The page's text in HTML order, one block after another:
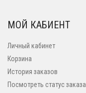
МОЙ КАБИЕНТ
Личный кабинет
Корзина
История заказов
Посмотреть статус заказа